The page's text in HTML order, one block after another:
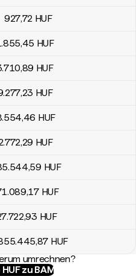
927,72 HUF
,45 HUF
,89 HUF
,23 HUF
,46 HUF
,29 HUF
,59 HUF
,17 HUF
,93 HUF
,87 HUF
umrechnen?
zu BAM